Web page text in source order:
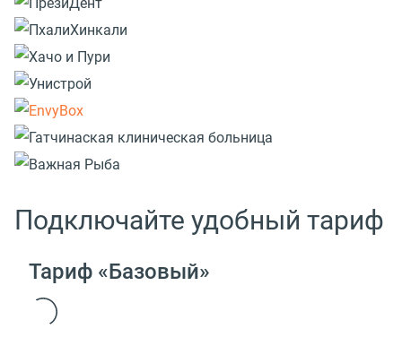
Подключайте удобный тариф
Тариф «Базовый»